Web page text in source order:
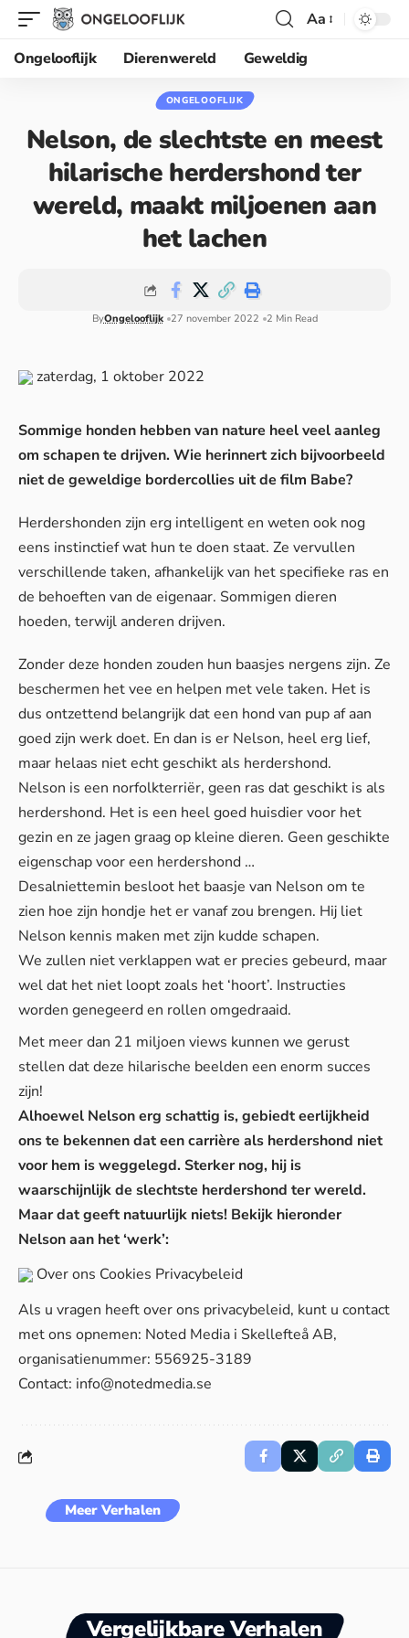
Aa
Ongelooflijk
Dierenwereld Geweldig
ONGELOOFLIJK
Nelson, de slechtste en meest
hilarische herdershond ter
wereld, maakt miljoenen aan
het lachen
ByOngelooflijk 27 november 2022 2 Min Read
zaterdag, 1 oktober 2022
Sommige honden hebben van nature heel veel aanleg
om schapen te drijven. Wie herinnert zich bijvoorbeeld
niet de geweldige bordercollies uit de film Babe?
Herdershonden zijn erg intelligent en weten ook nog
eens instinctief wat hun te doen staat. Ze vervullen
verschillende taken, afhankelijk van het specifieke ras en
de behoeften van de eigenaar. Sommigen dieren
hoeden, terwijl anderen drijven.
Zonder deze honden zouden hun baasjes nergens zijn. Ze
beschermen het vee en helpen met vele taken. Het is
dus ontzettend belangrijk dat een hond van pup af aan
goed zijn werk doet. En dan is er Nelson, heel erg lief,
maar helaas niet echt geschikt als herdershond.
Nelson is een norfolkterriër, geen ras dat geschikt is als
herdershond. Het is een heel goed huisdier voor het
gezin en ze jagen graag op kleine dieren. Geen geschikte
eigenschap voor een herdershond …
Desalniettemin besloot het baasje van Nelson om te
zien hoe zijn hondje het er vanaf zou brengen. Hij liet
Nelson kennis maken met zijn kudde schapen.
We zullen niet verklappen wat er precies gebeurd, maar
wel dat het niet loopt zoals het ‘hoort’. Instructies
worden genegeerd en rollen omgedraaid.
Met meer dan 21 miljoen views kunnen we gerust
stellen dat deze hilarische beelden een enorm succes
zijn!
Alhoewel Nelson erg schattig is, gebiedt eerlijkheid
ons te bekennen dat een carrière als herdershond niet
voor hem is weggelegd. Sterker nog, hij is
waarschijnlijk de slechtste herdershond ter wereld.
Maar dat geeft natuurlijk niets! Bekijk hieronder
Nelson aan het ‘werk’:
Over ons Cookies Privacybeleid
Als u vragen heeft over ons privacybeleid, kunt u contact
met ons opnemen: Noted Media i Skellefteå AB,
organisatienummer: 556925-3189
Contact: info@notedmedia.se
Meer Verhalen
Vergelijkbare Verhalen